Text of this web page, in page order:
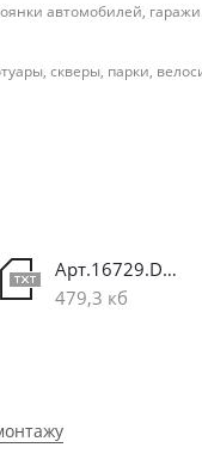
автомобилей, гаражи.
скверы, парки,
Арт.16729.DWG
479,3 кб